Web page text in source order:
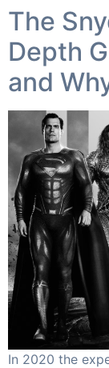
The
Depth
and
In 2020 the